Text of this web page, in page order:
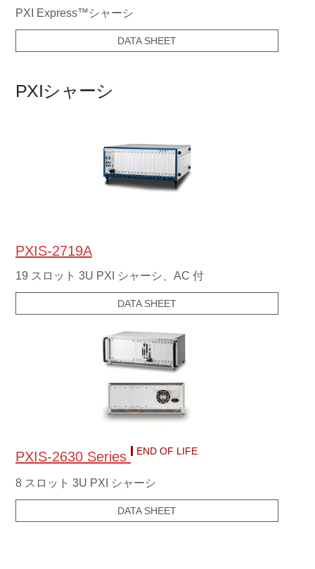
PXI Express™シャーシ
DATA SHEET
PXIシャーシ
PXIS-2719A
19 スロット 3U PXI シャーシ、AC 付
DATA SHEET
PXIS-2630 Series END OF LIFE
8 スロット 3U PXI シャーシ
DATA SHEET